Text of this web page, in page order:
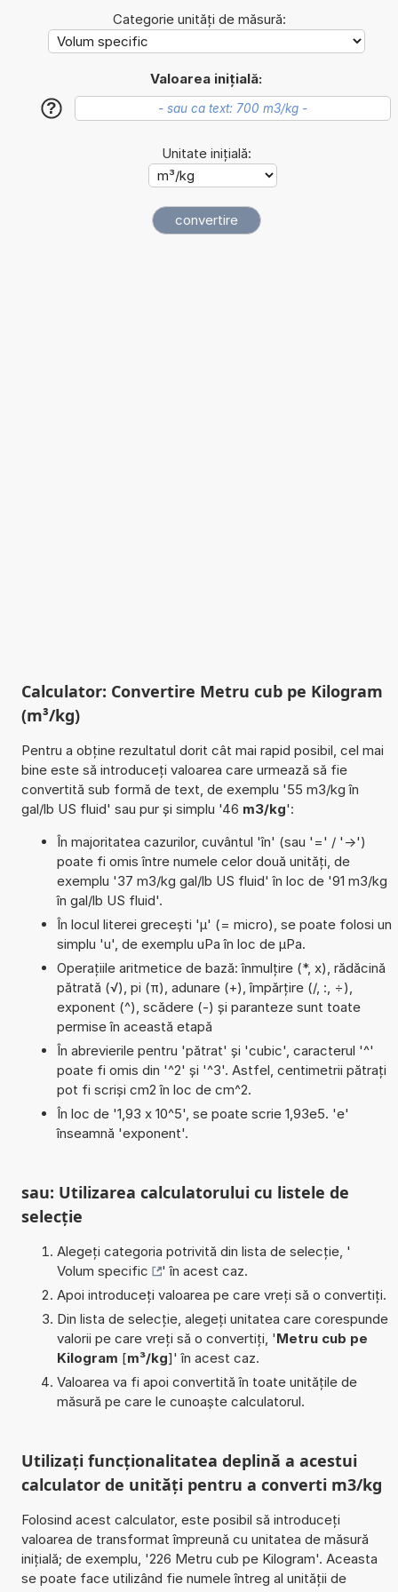
Categorie unități de măsură:
Valoarea inițială:
?
Unitate inițială:
Calculator: Convertire Metru cub pe Kilogram
(m³/kg)
Pentru a obține rezultatul dorit cât mai rapid posibil, cel mai
bine este să introduceți valoarea care urmează să fie
convertită sub formă de text, de exemplu '55 m3/kg în
gal/lb US fluid' sau pur și simplu '46 m3/kg':
În majoritatea cazurilor, cuvântul 'în' (sau '=' / '->')
poate fi omis între numele celor două unități, de
exemplu '37 m3/kg gal/lb US fluid' în loc de '91 m3/kg
în gal/lb US fluid'.
În locul literei grecești 'µ' (= micro), se poate folosi un
simplu 'u', de exemplu uPa în loc de µPa.
Operațiile aritmetice de bază: înmulțire (*, x), rădăcină
pătrată (√), pi (π), adunare (+), împărțire (/, :, ÷),
exponent (^), scădere (-) și paranteze sunt toate
permise în această etapă
În abrevierile pentru 'pătrat' și 'cubic', caracterul '^'
poate fi omis din '^2' și '^3'. Astfel, centimetrii pătrați
pot fi scriși cm2 în loc de cm^2.
În loc de '1,93 x 10^5', se poate scrie 1,93e5. 'e'
înseamnă 'exponent'.
sau: Utilizarea calculatorului cu listele de
selecție
Alegeți categoria potrivită din lista de selecție, '
Volum specific
' în acest caz.
Apoi introduceți valoarea pe care vreți să o convertiți.
Din lista de selecție, alegeți unitatea care corespunde
valorii pe care vreți să o convertiți, 'Metru cub pe
Kilogram [m³/kg]' în acest caz.
Valoarea va fi apoi convertită în toate unitățile de
măsură pe care le cunoaște calculatorul.
Utilizați funcționalitatea deplină a acestui
calculator de unități pentru a converti m3/kg
Folosind acest calculator, este posibil să introduceți
valoarea de transformat împreună cu unitatea de măsură
inițială; de exemplu, '226 Metru cub pe Kilogram'. Aceasta
se poate face utilizând fie numele întreg al unității de